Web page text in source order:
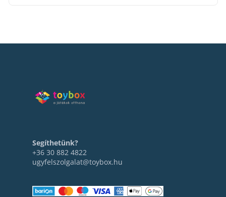
Segíthetünk?
+36 30 882 4822
ugyfelszolgalat@toybox.hu